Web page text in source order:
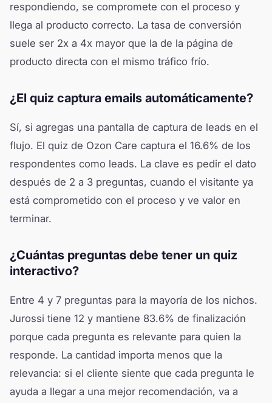
respondiendo, se compromete con el proceso y
llega al producto correcto. La tasa de conversión
suele ser 2x a 4x mayor que la de la página de
producto directa con el mismo tráfico frío.
¿El quiz captura emails automáticamente?
Sí, si agregas una pantalla de captura de leads en el
flujo. El quiz de Ozon Care captura el 16.6% de los
respondentes como leads. La clave es pedir el dato
después de 2 a 3 preguntas, cuando el visitante ya
está comprometido con el proceso y ve valor en
terminar.
¿Cuántas preguntas debe tener un quiz
interactivo?
Entre 4 y 7 preguntas para la mayoría de los nichos.
Jurossi tiene 12 y mantiene 83.6% de finalización
porque cada pregunta es relevante para quien la
responde. La cantidad importa menos que la
relevancia: si el cliente siente que cada pregunta le
ayuda a llegar a una mejor recomendación, va a